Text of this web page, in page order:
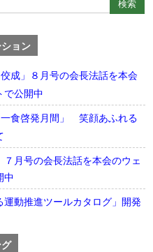
ョン
成」８月号の会長法話を本会
で公開中
一食啓発月間」 笑顔あふれる
月号の会長法話を本会のウェ
中
運動推進ツールカタログ」開発